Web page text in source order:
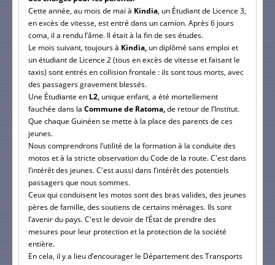
Cette année, au mois de mai à Kindia, un Étudiant de Licence 3,
en excès de vitesse, est entré dans un camion. Après 6 jours
coma, il a rendu l’âme. Il était à la fin de ses études.
Le mois suivant, toujours à Kindia, un diplômé sans emploi et
un étudiant de Licence 2 (tous en excès de vitesse et faisant le
taxis) sont entrés en collision frontale : ils sont tous morts, avec
des passagers gravement blessés.
Une Étudiante en L2, unique enfant, a été mortellement
fauchée dans la Commune de Ratoma,de retour de l’Institut.
Que chaque Guinéen se mette à la place des parents de ces
jeunes.
Nous comprendrons l’utilité de la formation à la conduite des
motos et à la stricte observation du Code de la route.C'est dans
l’intérêt des jeunes. C'est aussi dans l’intérêt des potentiels
passagers que nous sommes.
Ceux qui conduisent les motos sont des bras valides, des jeunes
pères de famille, des soutiens de certains ménages. Ils sont
l’avenir du pays.C'est le devoir de l’État de prendre des
mesures pour leur protection et la protection de la société
entière.
En cela, il y a lieu d’encourager le Département des Transports